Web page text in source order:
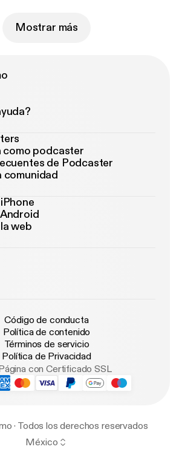
Mostrar más
como podcaster
de Podcaster
comunidad
web
Código de conducta
Política de contenido
Términos de servicio
Política de Privacidad
con Certificado SSL
· Todos los derechos reservados
México